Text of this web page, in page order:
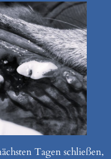
Tagen schließen,